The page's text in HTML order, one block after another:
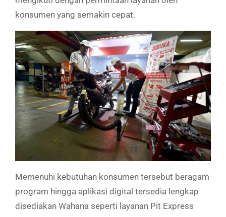
konsumen yang semakin cepat.
Memenuhi kebutuhan konsumen tersebut beragam
program hingga aplikasi digital tersedia lengkap
disediakan Wahana seperti layanan Pit Express